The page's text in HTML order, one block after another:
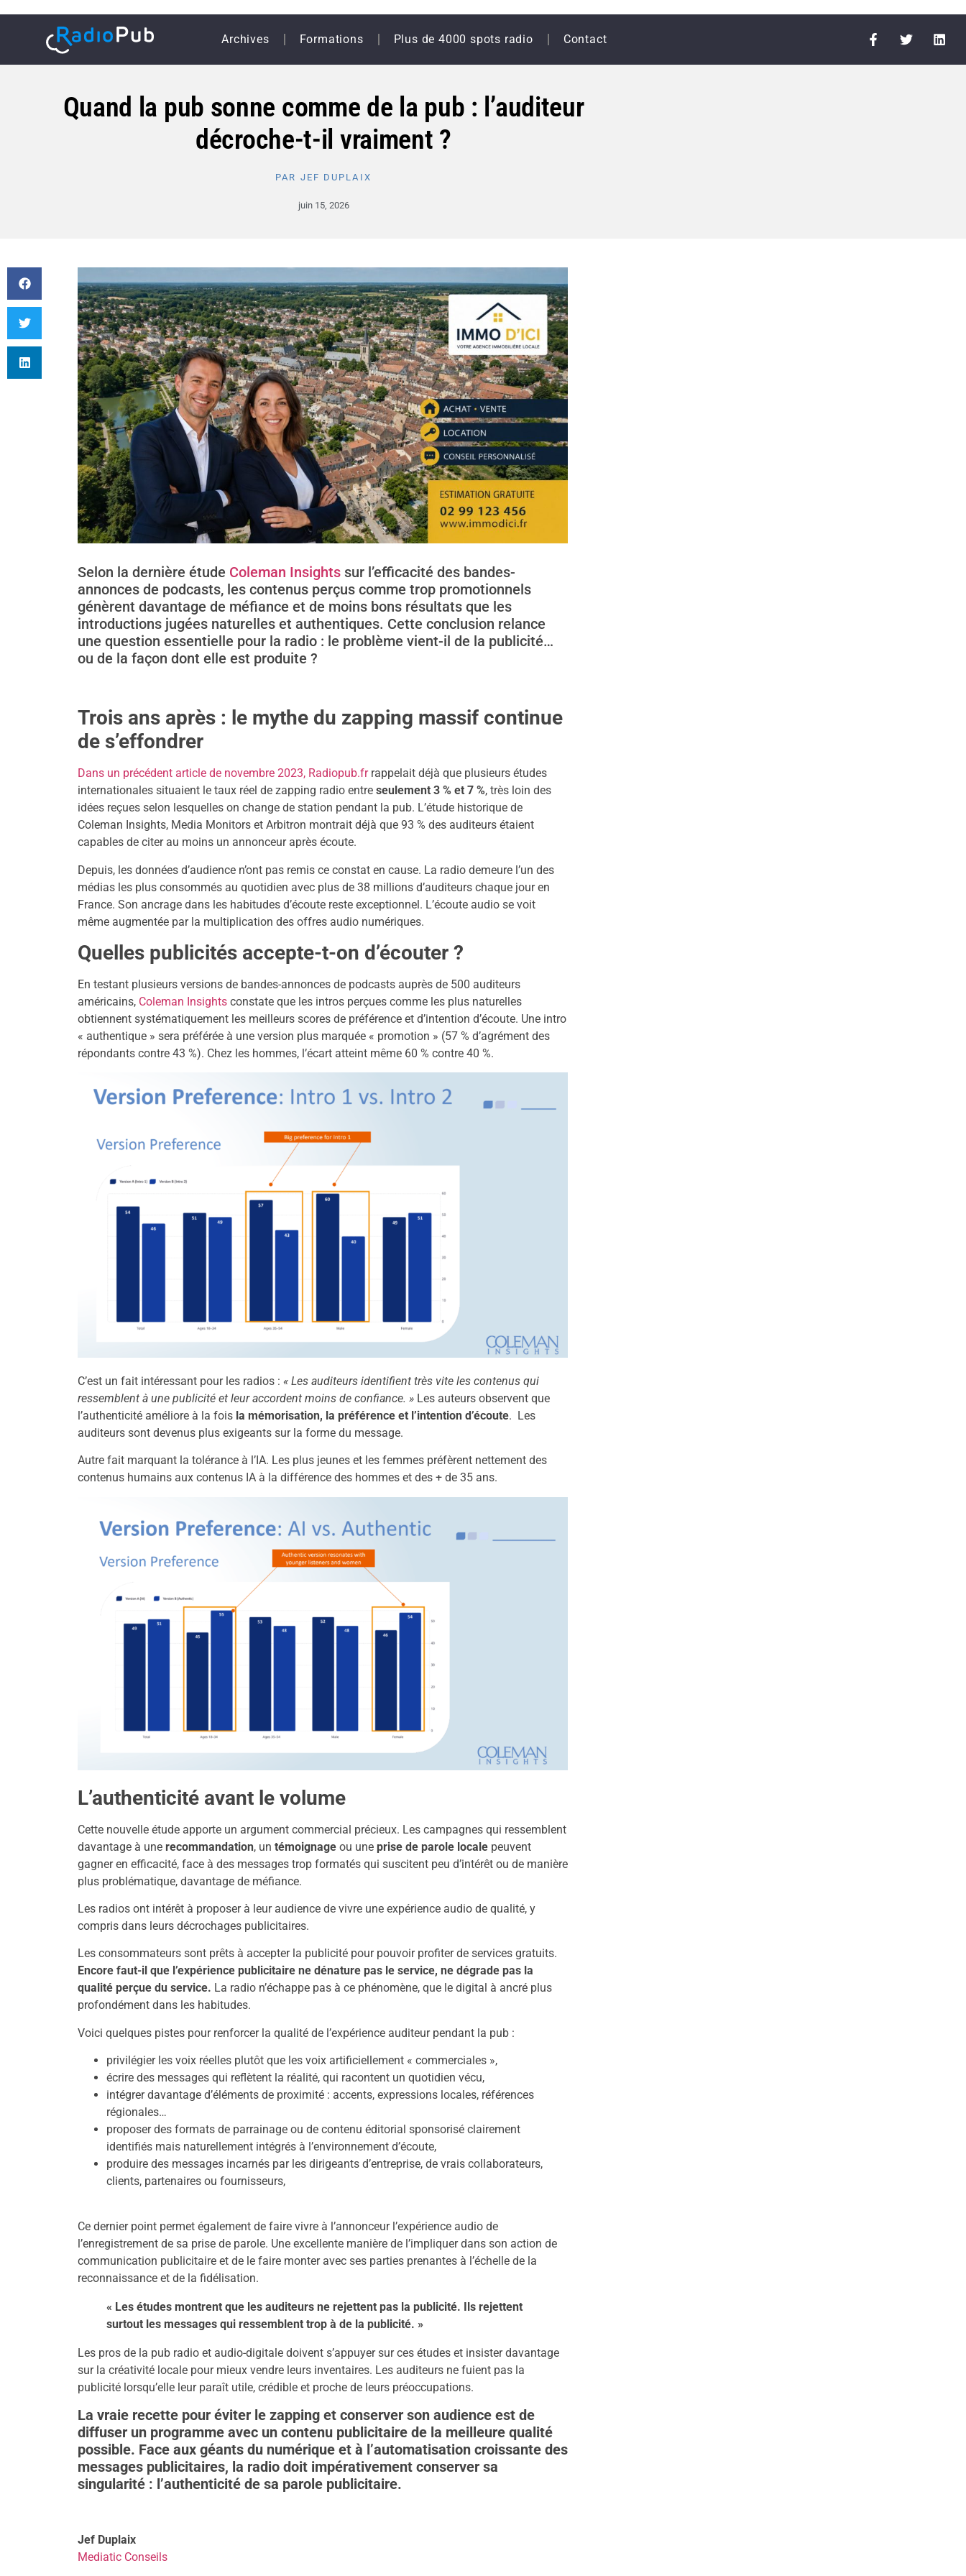
Archives Formations Plus de 4000 spots radio Contact
Quand la pub sonne comme de la pub : l’auditeur
décroche-t-il vraiment ?
PAR JEF DUPLAIX
juin 15, 2026
Selon la dernière étude Coleman Insights sur l’efficacité des bandes-
annonces de podcasts, les contenus perçus comme trop promotionnels
génèrent davantage de méfiance et de moins bons résultats que les
introductions jugées naturelles et authentiques. Cette conclusion relance
une question essentielle pour la radio : le problème vient-il de la publicité…
ou de la façon dont elle est produite ?
Trois ans après : le mythe du zapping massif continue
de s’effondrer
Dans un précédent article de novembre 2023, Radiopub.frrappelait déjà que plusieurs études
internationales situaient le taux réel de zapping radio entre seulement 3 % et 7 %, très loin des
idées reçues selon lesquelles on change de station pendant la pub. L’étude historique de
Coleman Insights, Media Monitors et Arbitron montrait déjà que 93 % des auditeurs étaient
capables de citer au moins un annonceur après écoute.
Depuis, les données d’audience n’ont pas remis ce constat en cause. La radio demeure l’un des
médias les plus consommés au quotidien avec plus de 38 millions d’auditeurs chaque jour en
France. Son ancrage dans les habitudes d’écoute reste exceptionnel. L’écoute audio se voit
même augmentée par la multiplication des offres audio numériques.
Quelles publicités accepte-t-on d’écouter ?
En testant plusieurs versions de bandes-annonces de podcasts auprès de 500 auditeurs
américains, Coleman Insights constate que les intros perçues comme les plus naturelles
obtiennent systématiquement les meilleurs scores de préférence et d’intention d’écoute. Une intro
« authentique » sera préférée à une version plus marquée « promotion » (57 % d’agrément des
répondants contre 43 %). Chez les hommes, l’écart atteint même 60 % contre 40 %.
C’est un fait intéressant pour les radios : « Les auditeurs identifient très vite les contenus qui
ressemblent à une publicité et leur accordent moins de confiance. » Les auteurs observent que
l’authenticité améliore à la fois la mémorisation, la préférence et l’intention d’écoute. Les
auditeurs sont devenus plus exigeants sur la forme du message.
Autre fait marquant la tolérance à l’IA. Les plus jeunes et les femmes préfèrent nettement des
contenus humains aux contenus IA à la différence des hommes et des + de 35 ans.
L’authenticité avant le volume
Cette nouvelle étude apporte un argument commercial précieux. Les campagnes qui ressemblent
davantage à une recommandation, un témoignage ou une prise de parole locale peuvent
gagner en efficacité, face à des messages trop formatés qui suscitent peu d’intérêt ou de manière
plus problématique, davantage de méfiance.
Les radios ont intérêt à proposer à leur audience de vivre une expérience audio de qualité, y
compris dans leurs décrochages publicitaires.
Les consommateurs sont prêts à accepter la publicité pour pouvoir profiter de services gratuits.
Encore faut-il que l’expérience publicitaire ne dénature pas le service, ne dégrade pas la
qualité perçue du service. La radio n’échappe pas à ce phénomène, que le digital à ancré plus
profondément dans les habitudes.
Voici quelques pistes pour renforcer la qualité de l’expérience auditeur pendant la pub :
privilégier les voix réelles plutôt que les voix artificiellement « commerciales »,
écrire des messages qui reflètent la réalité, qui racontent un quotidien vécu,
intégrer davantage d’éléments de proximité : accents, expressions locales, références
régionales…
proposer des formats de parrainage ou de contenu éditorial sponsorisé clairement
identifiés mais naturellement intégrés à l’environnement d’écoute,
produire des messages incarnés par les dirigeants d’entreprise, de vrais collaborateurs,
clients, partenaires ou fournisseurs,
Ce dernier point permet également de faire vivre à l’annonceur l’expérience audio de
l’enregistrement de sa prise de parole. Une excellente manière de l’impliquer dans son action de
communication publicitaire et de le faire monter avec ses parties prenantes à l’échelle de la
reconnaissance et de la fidélisation.
« Les études montrent que les auditeurs ne rejettent pas la publicité. Ils rejettent
surtout les messages qui ressemblent trop à de la publicité. »
Les pros de la pub radio et audio-digitale doivent s’appuyer sur ces études et insister davantage
sur la créativité locale pour mieux vendre leurs inventaires. Les auditeurs ne fuient pas la
publicité lorsqu’elle leur paraît utile, crédible et proche de leurs préoccupations.
La vraie recette pour éviter le zapping et conserver son audience est de
diffuser un programme avec un contenu publicitaire de la meilleure qualité
possible. Face aux géants du numérique et à l’automatisation croissante des
messages publicitaires, la radio doit impérativement conserver sa
singularité : l’authenticité de sa parole publicitaire.
Jef Duplaix
Mediatic Conseils